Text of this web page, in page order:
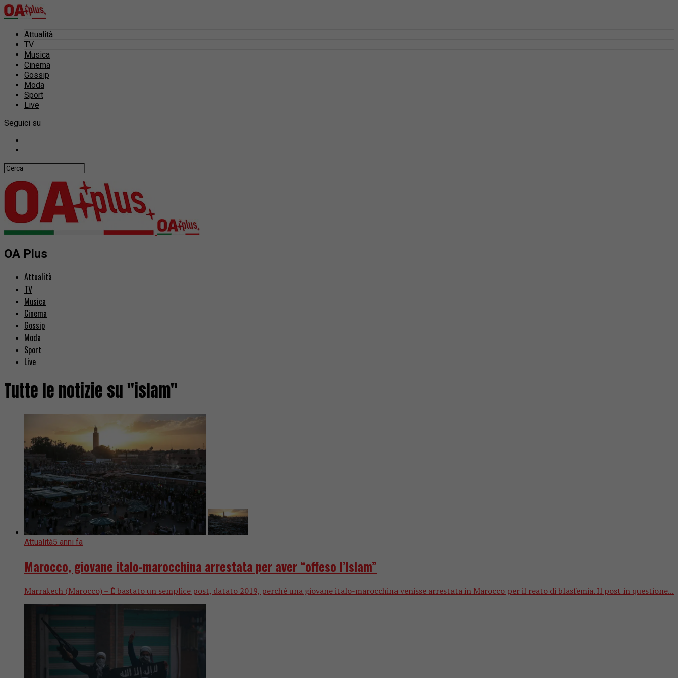
Attualità
TV
Musica
Cinema
Gossip
Moda
Sport
Live
Seguici su
OA Plus
Attualità
TV
Musica
Cinema
Gossip
Moda
Sport
Live
Tutte le notizie su "islam"
Attualità5 anni fa
Marocco, giovane italo-marocchina arrestata per aver “offeso l’Islam”
Marrakech (Marocco) – È bastato un semplice post, datato 2019, perché una giovane italo-marocchina venisse arrestata in Marocco per il reato di blasfemia. Il post in questione...